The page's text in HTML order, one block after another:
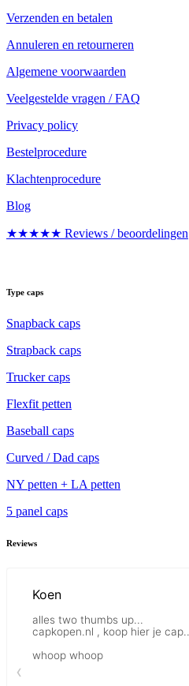
Verzenden en betalen
Annuleren en retourneren
Algemene voorwaarden
Veelgestelde vragen / FAQ
Privacy policy
Bestelprocedure
Klachtenprocedure
Blog
★★★★★ Reviews / beoordelingen
Type caps
Snapback caps
Strapback caps
Trucker caps
Flexfit petten
Baseball caps
Curved / Dad caps
NY petten + LA petten
5 panel caps
Reviews